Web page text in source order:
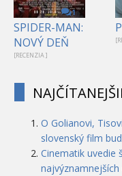
1
SPIDER-MAN:
NOVÝ DEŇ
[RECENZIA ]
O Golianovi,
slovenský film
Cinematik uvedie
najvýznamnejších